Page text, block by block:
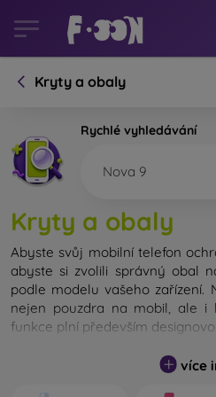
Kryty a obaly
Rychlé vyhledávání
Nova 9
Kryty a obaly
Abyste svůj mobilní telefon
abyste si zvolili správný obal
podle modelu vašeho zařízení.
nejen pouzdra na mobil, ale i
funkce plní především
Kryt na mobil můžeme také
ochranu zadní části telefonu.
více